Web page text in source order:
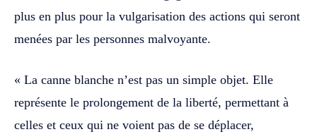
plus en plus pour la vulgarisation des actions qui seront
menées par les personnes malvoyante.
« La canne blanche n’est pas un simple objet. Elle
représente le prolongement de la liberté, permettant à
celles et ceux qui ne voient pas de se déplacer,